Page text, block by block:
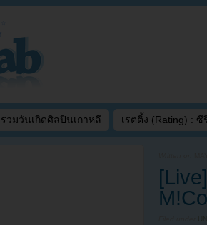
รวมวันเกิดศิลปินเกาหลี เรตติ้ง (Rating) : ซี